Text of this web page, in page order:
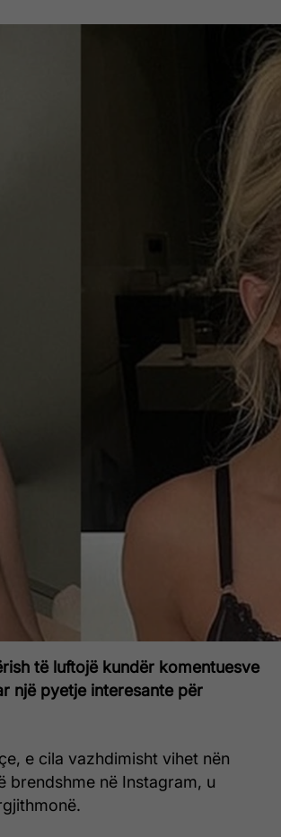
të luftojë kundër komentuesve
një pyetje interesante për
e cila vazhdimisht vihet nën
në Instagram, u